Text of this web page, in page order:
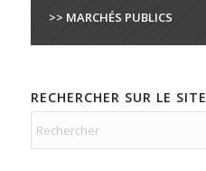
>> MARCHÉS PUBLICS
RECHERCHER SUR LE SITE